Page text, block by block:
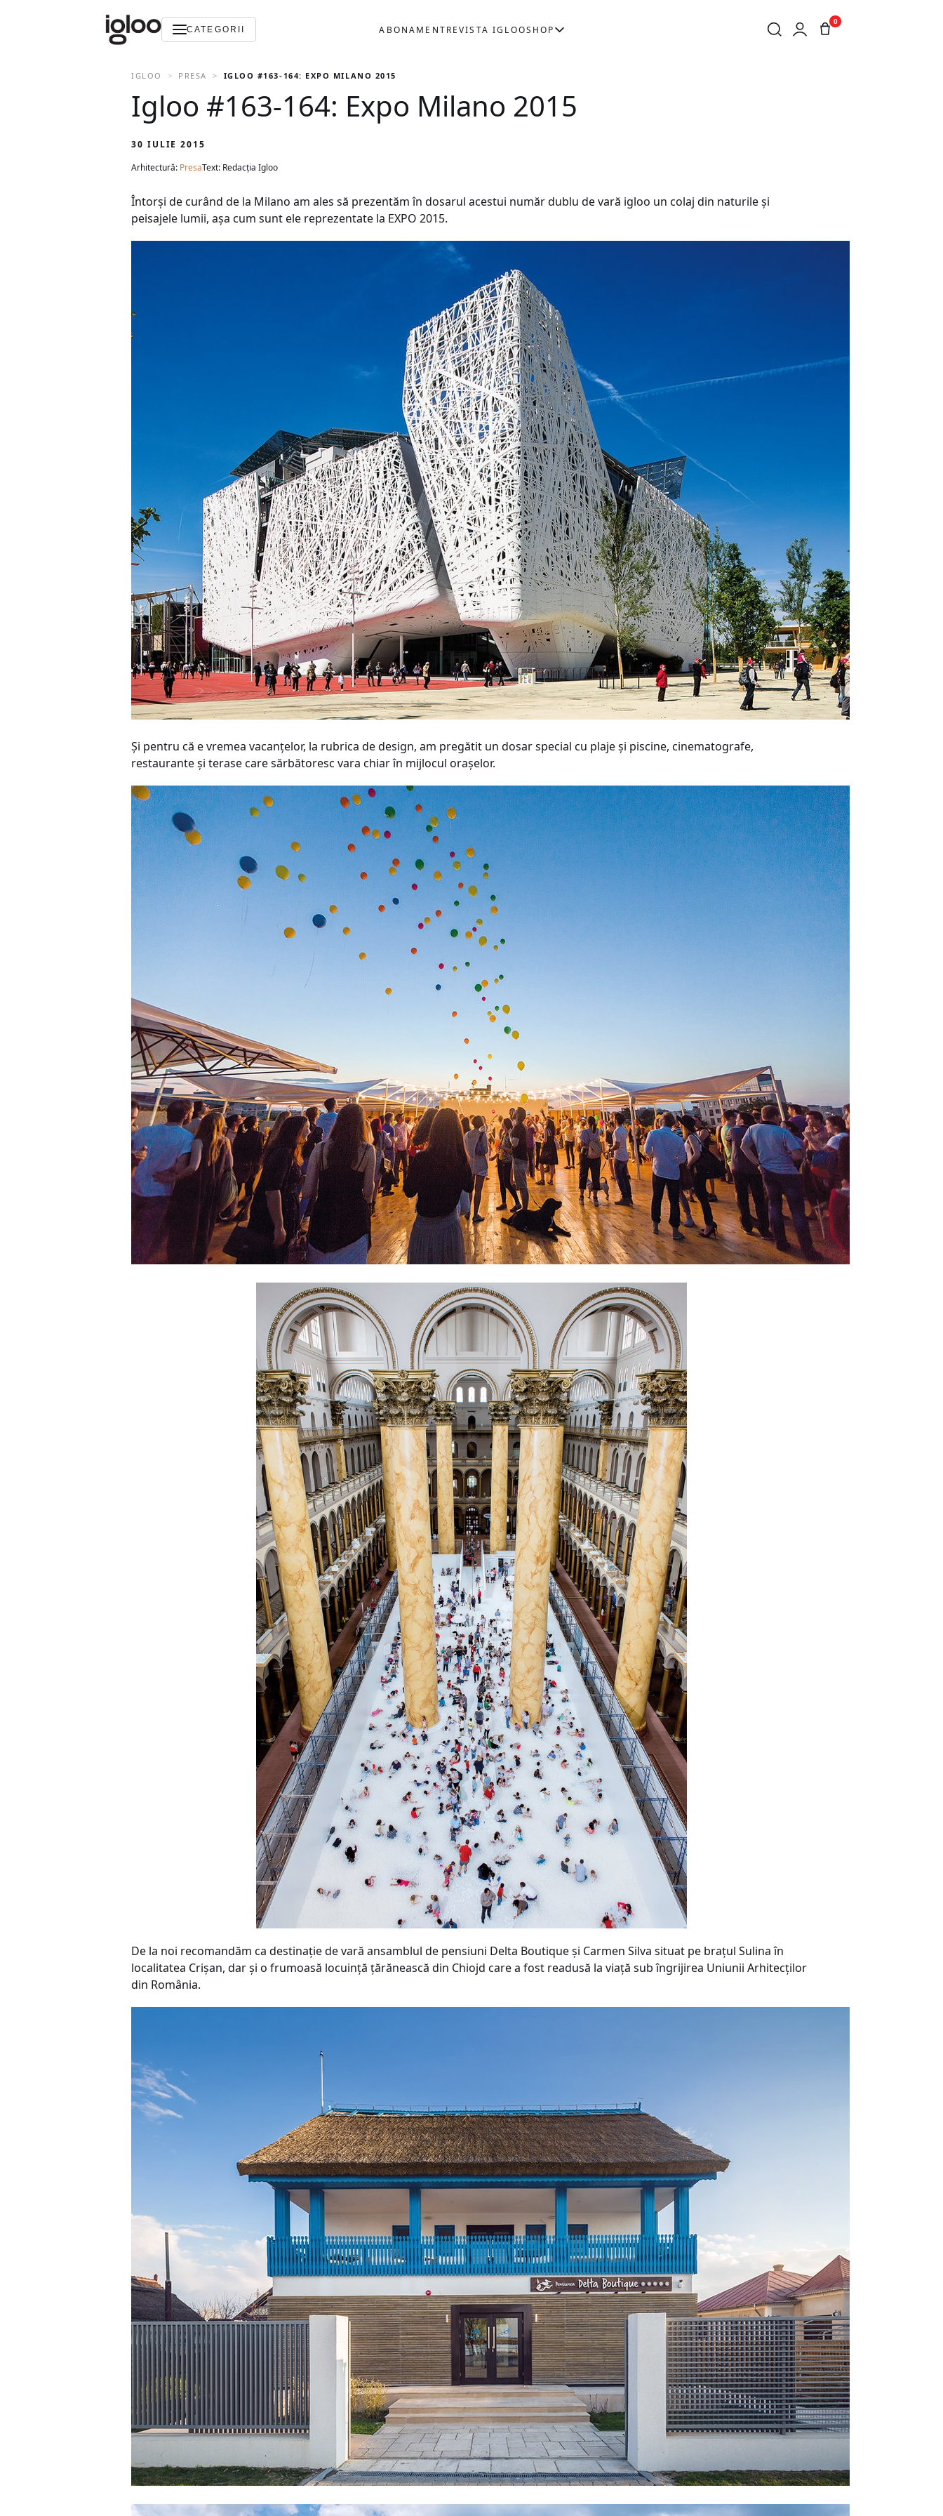
CATEGORII ABONAMENTREVISTA IGLOOSHOP
0
IGLOO PRESA IGLOO #163-164: EXPO MILANO 2015
Igloo #163-164: Expo Milano 2015
30 IULIE 2015
Arhitectură: PresaText: Redacția Igloo
Întorși de curând de la Milano am ales să prezentăm în dosarul acestui număr dublu de vară igloo un colaj din naturile și
peisajele lumii, așa cum sunt ele reprezentate la EXPO 2015.
Și pentru că e vremea vacanțelor, la rubrica de design, am pregătit un dosar special cu plaje și piscine, cinematografe,
restaurante și terase care sărbătoresc vara chiar în mijlocul orașelor.
De la noi recomandăm ca destinație de vară ansamblul de pensiuni Delta Boutique și Carmen Silva situat pe brațul Sulina în
localitatea Crișan, dar și o frumoasă locuință țărănească din Chiojd care a fost readusă la viață sub îngrijirea Uniunii Arhitecților
din România.